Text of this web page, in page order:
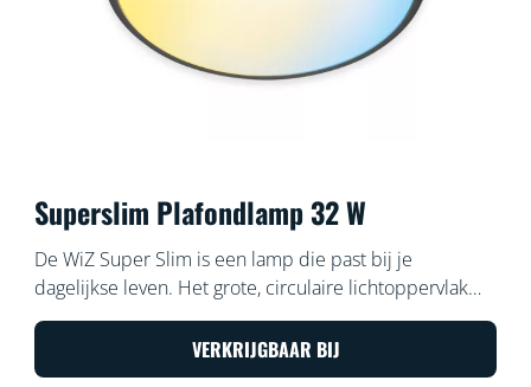
Superslim Plafondlamp 32 W
De WiZ Super Slim is een lamp die past bij je
dagelijkse leven. Het grote, circulaire lichtoppervlak
vult je ruimte met koelblauw licht, zodat je je goed
kunt concentreren of met zacht en warm licht,
waarmee je kunt ontspannen.
VERKRIJGBAAR BIJ